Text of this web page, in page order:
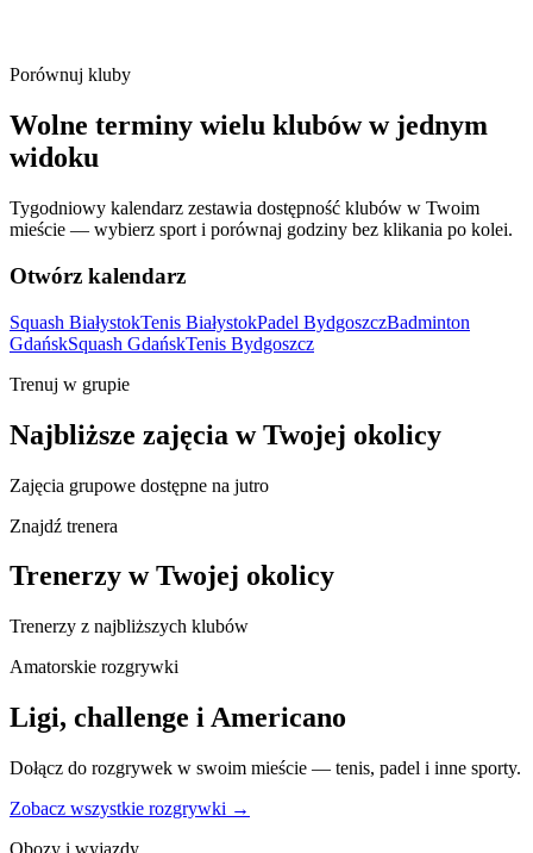
Porównuj kluby
Wolne terminy wielu klubów w jednym
widoku
Tygodniowy kalendarz zestawia dostępność klubów w Twoim
mieście — wybierz sport i porównaj godziny bez klikania po kolei.
Otwórz kalendarz
Squash BiałystokTenis BiałystokPadel BydgoszczBadminton
GdańskSquash GdańskTenis Bydgoszcz
Trenuj w grupie
Najbliższe zajęcia w Twojej okolicy
Zajęcia grupowe dostępne na jutro
Znajdź trenera
Trenerzy w Twojej okolicy
Trenerzy z najbliższych klubów
Amatorskie rozgrywki
Ligi, challenge i Americano
Dołącz do rozgrywek w swoim mieście — tenis, padel i inne sporty.
Zobacz wszystkie rozgrywki →